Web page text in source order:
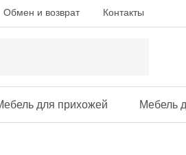
Обмен и возврат Контакты
для прихожей Мебель